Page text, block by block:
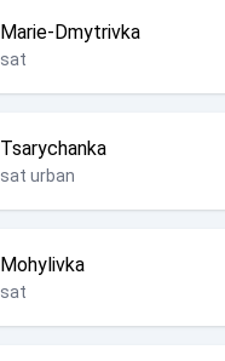
Marie-Dmytrivka
sat
Tsarychanka
sat urban
Mohylivka
sat